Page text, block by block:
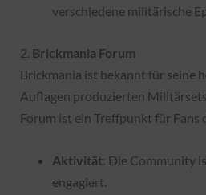
verschiedene militärische
2. Brickmania Forum
Brickmania ist bekannt für seine
Auflagen produzierten
Forum ist ein Treffpunkt für Fans
Aktivität: Die Community
engagiert.